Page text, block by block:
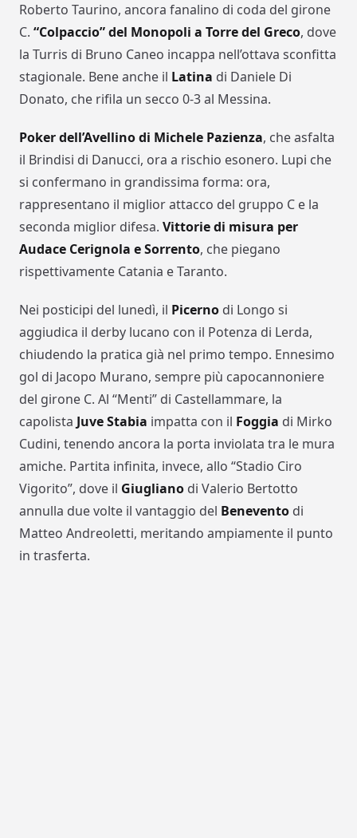
Roberto Taurino, ancora fanalino di coda del girone
C. “Colpaccio” del Monopoli a Torre del Greco, dove
la Turris di Bruno Caneo incappa nell’ottava sconfitta
stagionale. Bene anche il Latina di Daniele Di
Donato, che rifila un secco 0-3 al Messina.
Poker dell’Avellino di Michele Pazienza, che asfalta
il Brindisi di Danucci, ora a rischio esonero. Lupi che
si confermano in grandissima forma: ora,
rappresentano il miglior attacco del gruppo C e la
seconda miglior difesa. Vittorie di misura per
Audace Cerignola e Sorrento, che piegano
rispettivamente Catania e Taranto.
Nei posticipi del lunedì, il Picerno di Longo si
aggiudica il derby lucano con il Potenza di Lerda,
chiudendo la pratica già nel primo tempo. Ennesimo
gol di Jacopo Murano, sempre più capocannoniere
del girone C. Al “Menti” di Castellammare, la
capolista Juve Stabia impatta con il Foggia di Mirko
Cudini, tenendo ancora la porta inviolata tra le mura
amiche. Partita infinita, invece, allo “Stadio Ciro
Vigorito”, dove il Giugliano di Valerio Bertotto
annulla due volte il vantaggio del Benevento di
Matteo Andreoletti, meritando ampiamente il punto
in trasferta.